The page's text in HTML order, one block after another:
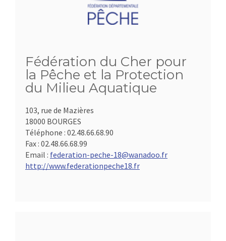
Fédération du Cher pour
la Pêche et la Protection
du Milieu Aquatique
103, rue de Mazières
18000 BOURGES
Téléphone : 02.48.66.68.90
Fax : 02.48.66.68.99
Email : federation-peche-18@wanadoo.fr
http://www.federationpeche18.fr